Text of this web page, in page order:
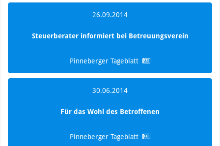
26.09.2014
Steuerberater informiert bei Betreuungsverein
Pinneberger Tageblatt
30.06.2014
Für das Wohl des Betroffenen
Pinneberger Tageblatt